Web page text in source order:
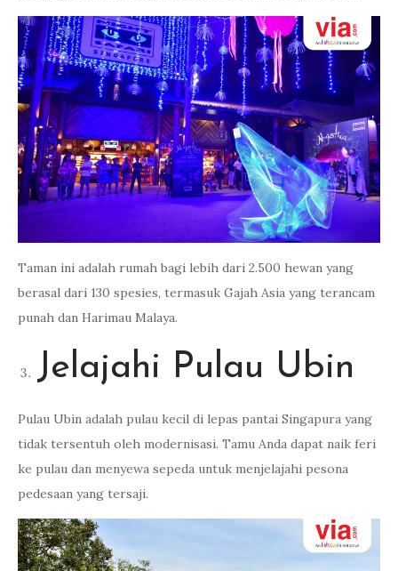
Taman ini adalah rumah bagi lebih dari 2.500 hewan yang
berasal dari 130 spesies, termasuk Gajah Asia yang terancam
punah dan Harimau Malaya.
Jelajahi Pulau Ubin
Pulau Ubin adalah pulau kecil di lepas pantai Singapura yang
tidak tersentuh oleh modernisasi. Tamu Anda dapat naik feri
ke pulau dan menyewa sepeda untuk menjelajahi pesona
pedesaan yang tersaji.